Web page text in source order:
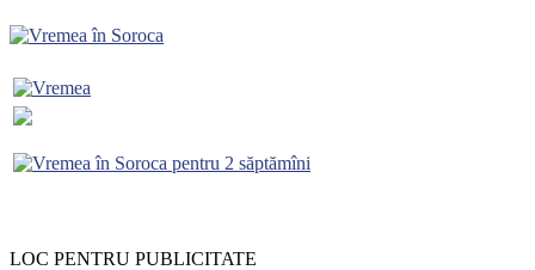
LOC PENTRU PUBLICITATE